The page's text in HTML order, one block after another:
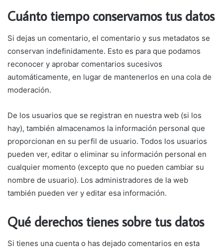
Cuánto tiempo conservamos tus datos
Si dejas un comentario, el comentario y sus metadatos se
conservan indefinidamente. Esto es para que podamos
reconocer y aprobar comentarios sucesivos
automáticamente, en lugar de mantenerlos en una cola de
moderación.
De los usuarios que se registran en nuestra web (si los
hay), también almacenamos la información personal que
proporcionan en su perfil de usuario. Todos los usuarios
pueden ver, editar o eliminar su información personal en
cualquier momento (excepto que no pueden cambiar su
nombre de usuario). Los administradores de la web
también pueden ver y editar esa información.
Qué derechos tienes sobre tus datos
Si tienes una cuenta o has dejado comentarios en esta